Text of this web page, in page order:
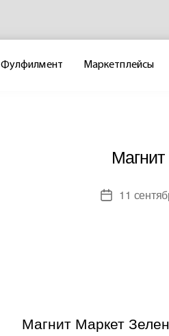
Фулфилмент Маркетплейсы
11
Магнит Маркет